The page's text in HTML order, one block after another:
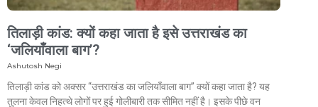
तिलाड़ी कांड: क्यों कहा जाता है इसे उत्तराखंड का
‘जलियाँवाला बाग’?
Ashutosh Negi
तिलाड़ी कांड को अक्सर “उत्तराखंड का जलियाँवाला बाग” क्यों कहा जाता है? यह
तुलना केवल निहत्थे लोगों पर हुई गोलीबारी तक सीमित नहीं है। इसके पीछे वन